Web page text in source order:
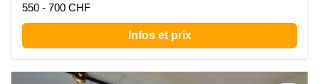
550 - 700 CHF
Infos et prix